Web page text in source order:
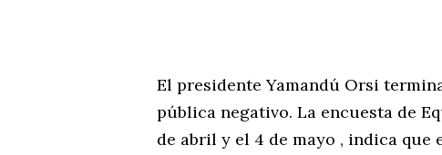
El presidente Yamandú Orsi
pública negativo. La encuesta de
de abril y el 4 de mayo , indica que